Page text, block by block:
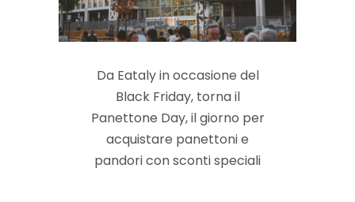
Da Eataly in occasione del
Black Friday, torna il
Panettone Day, il giorno per
acquistare panettoni e
pandori con sconti speciali